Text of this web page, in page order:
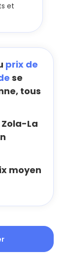
et
prix de
se
tous
Zola-La
moyen